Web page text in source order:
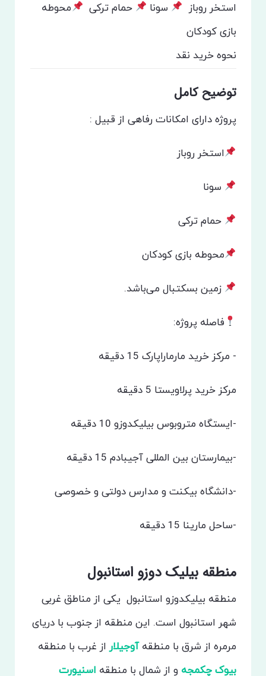
استخر روباز
سونا حمام ترکی
محوطه
بازی کودکان
نحوه خرید نقد
توضیح کامل
پروژه دارای امکانات رفاهی از قبیل :
استخر روباز
سونا
حمام ترکی
محوطه بازی کودکان
زمین بسکتبال می‌باشد.
فاصله پروژه:
-‌ مرکز خرید مارماراپارک 15 دقیقه
مرکز خرید پرلاویستا 5 دقیقه
-ایستگاه متروبوس بیلیکدوزو 10 دقیقه
-بیمارستان بین المللی آجیبادم 15 دقیقه
-دانشگاه بیکنت و مدارس دولتی و خصوصی
-ساحل مارینا 15 دقیقه
منطقه بیلیک دوزو استانبول
منطقه بیلیکدوزو استانبول یکی از مناطق غربی
شهر استانبول است. این منطقه از جنوب با دریای
مرمره از شرق با منطقه آوجیلار از غرب با منطقه
بیوک چکمجه و از شمال با منطقه اسنیورت